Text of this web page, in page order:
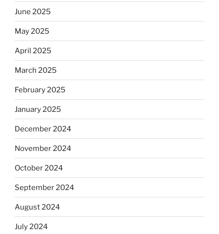
June 2025
May 2025
April 2025
March 2025
February 2025
January 2025
December 2024
November 2024
October 2024
September 2024
August 2024
July 2024